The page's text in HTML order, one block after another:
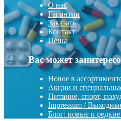
О нас
Гарантии
Заказать
Контакт
Цены
Вас может
Новое в
Акции и
Питание, спорт,
Impressum /
Блог: новые и редкие